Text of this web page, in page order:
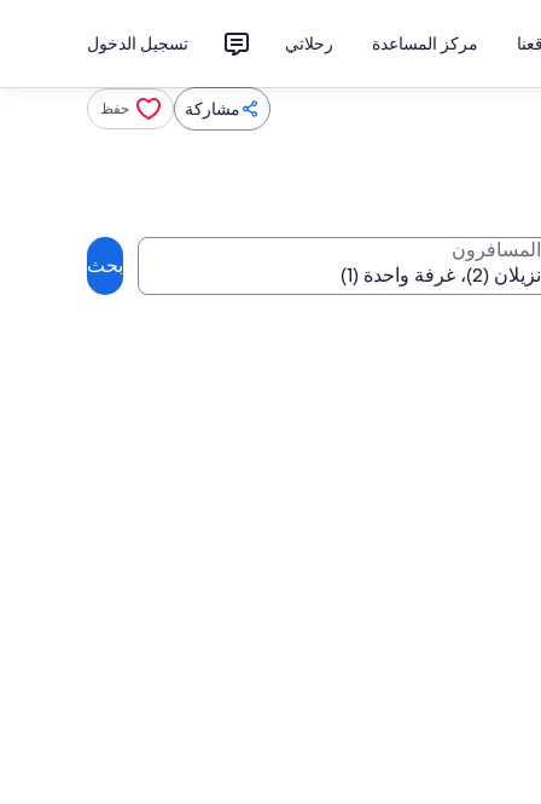
مركز المساعدة رحلاتي تسجيل الدخول
مشاركة حفظ
المسافرون
بحث